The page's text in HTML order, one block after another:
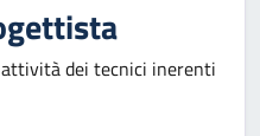
dei tecnici inerenti